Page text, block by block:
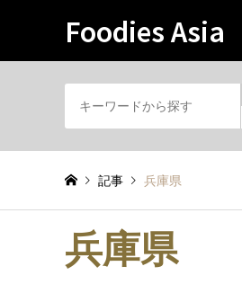
Foodies Asia
記事 兵庫県
兵庫県